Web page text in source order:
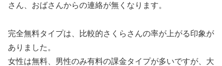
さん、おばさんからの連絡が無くなります。
完全無料タイプは、比較的さくらさんの率が上がる印象が
ありました。
女性は無料、男性のみ有料の課金タイプが多いですが、大